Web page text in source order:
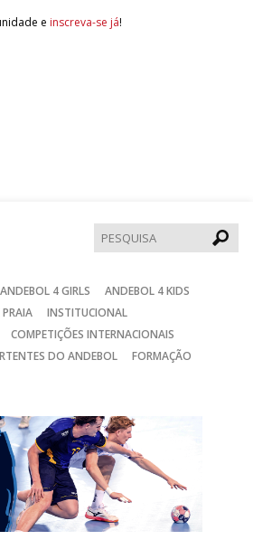
e inscreva-se já!
ANDEBOL 4 GIRLS
ANDEBOL 4 KIDS
INSTITUCIONAL
COMPETIÇÕES INTERNACIONAIS
DO ANDEBOL
FORMAÇÃO